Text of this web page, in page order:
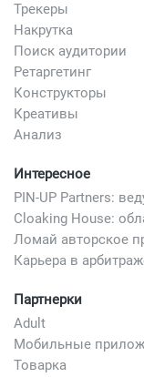
Трекеры
Накрутка
Поиск аудитории
Ретаргетинг
Конструкторы
Креативы
Анализ
Интересное
Партнерки
Adult
Мобильные
Товарка